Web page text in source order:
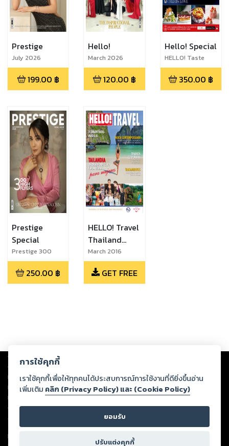
Prestige
July 2026
199.00 ฿
Hello!
March 2026
120.00 ฿
Hello! Special
HELLO! Taste
Guide 2025
350.00 ฿
Prestige
Special
Prestige 300
High Flyers 2023
250.00 ฿
HELLO! Travel
Thailand
Luxury Lady
Voyage
March 2016
(Spanish Edition)
GET FREE
Copyright © 2026
ต่อผลงานหรือเนื้อหาใดที่อัปโหลดผ่านเว็บไซต์และปรากฏว่าละเมิดสิทธิใน
ทรัพย์สินทางปัญญาของบุคคลอื่นหรือขัดต่อกฎหมายและศีลธรรม ดังนั้น ผู้อ่าน
ทุกท่านโปรดใช้วิจารณญาณในการกลั่นกรองด้วยตนเอง และหากท่านพบว่าส่วน
หนึ่งส่วนใดขัดต่อกฎหมายและศีลธรรม กรุณาแจ้งมายังบริษัท เพื่อทีมงานจะได้
ดำเนินการในทันที ทั้งนี้ ทางสตอรี่ล็อกขอสงวนลิขสิทธิ์ตามพระราชบัญญัติ
ลิขสิทธิ์ พ.ศ. 2537 (ฉบับล่าสุด)
For support: member@ookbee.com
การใช้คุกกี้
เราใช้คุกกี้เพื่อให้ทุกคนได้ประสบการณ์การใช้งานที่ดียิ่งขึ้นอ่าน
เพิ่มเติม คลิก (Privacy Policy) และ (Cookie Policy)
ยอมรับ
ปรับแต่งคุกกี้